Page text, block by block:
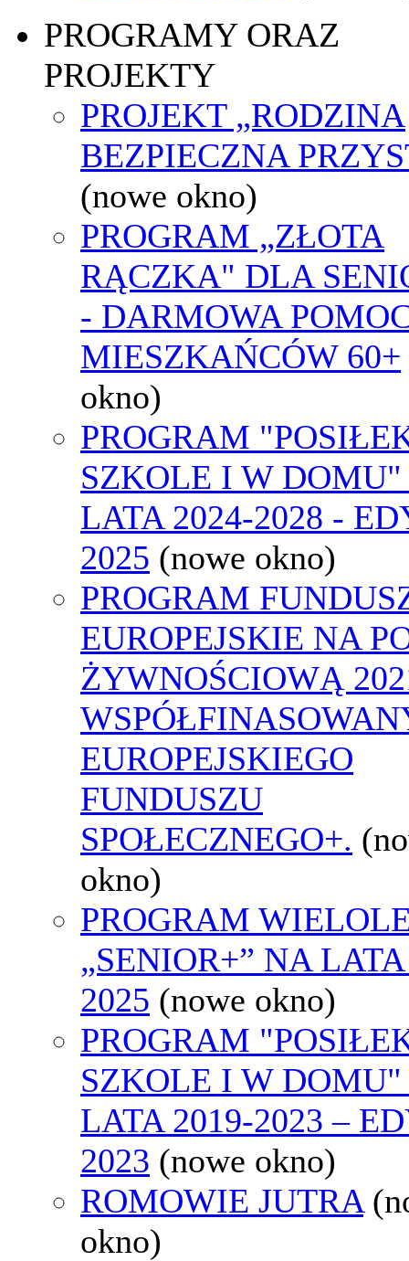
PROGRAMY ORAZ
PROJEKTY
PROJEKT „RODZINA
BEZPIECZNA
(nowe okno)
PROGRAM „ZŁOTA
RĄCZKA" DLA
- DARMOWA
MIESZKAŃCÓW 60+
okno)
PROGRAM
SZKOLE I W
LATA 2024-2028 -
2025 (nowe okno)
PROGRAM
EUROPEJSKIE NA
ŻYWNOŚCIOWĄ
EUROPEJSKIEGO
FUNDUSZU
SPOŁECZNEGO+.
okno)
PROGRAM
„SENIOR+” NA
2025 (nowe okno)
PROGRAM
SZKOLE I W
LATA 2019-2023 –
2023 (nowe okno)
ROMOWIE JUTRA
okno)